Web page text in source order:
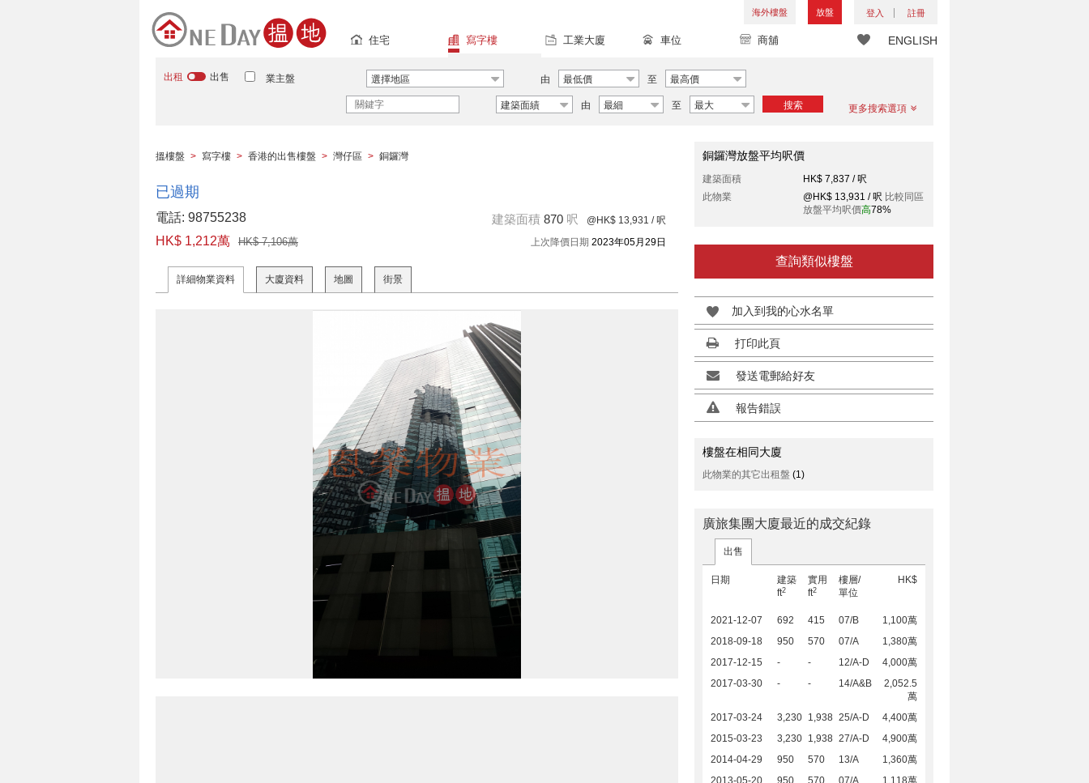
海外樓盤 放盤 登入 註冊
ENGLISH
住宅 寫字樓 工業大廈 車位 商舖
出租 出售 業主盤 選擇地區 由 最低價 至 最高價
建築面績 由 最細 至 最大 搜索 更多搜索選項
搵樓盤 > 寫字樓 > 香港的出售樓盤 > 灣仔區 > 銅鑼灣
已過期
電話: 98755238
HK$ 1,212萬
HK$ 7,106萬
建築面積 870 呎 @HK$ 13,931 / 呎
上次降價日期 2023年05月29日
詳細物業資料 大廈資料 地圖 街景
銅鑼灣放盤平均呎價
建築面積
HK$ 7,837 / 呎
此物業
@HK$ 13,931 / 呎 比較同區
放盤平均呎價高78%
查詢類似樓盤
加入到我的心水名單
打印此頁
發送電郵給好友
報告錯誤
樓盤在相同大廈
此物業的其它出租盤 (1)
廣旅集團大廈最近的成交紀錄
出售
日期
建築
ft2
實用
ft2
樓層/
單位
HK$
2021-12-07 692 415 07/B
1,100萬
2018-09-18
950 570 07/A
1,380萬
2017-12-15
- - 12/A-D
4,000萬
2017-03-30
- - 14/A&B
2,052.5
萬
2017-03-24
3,230 1,938 25/A-D
4,400萬
2015-03-23
3,230 1,938 27/A-D
4,900萬
2014-04-29
950 570 13/A
1,360萬
2013-05-20
950 570 07/A
1,118萬